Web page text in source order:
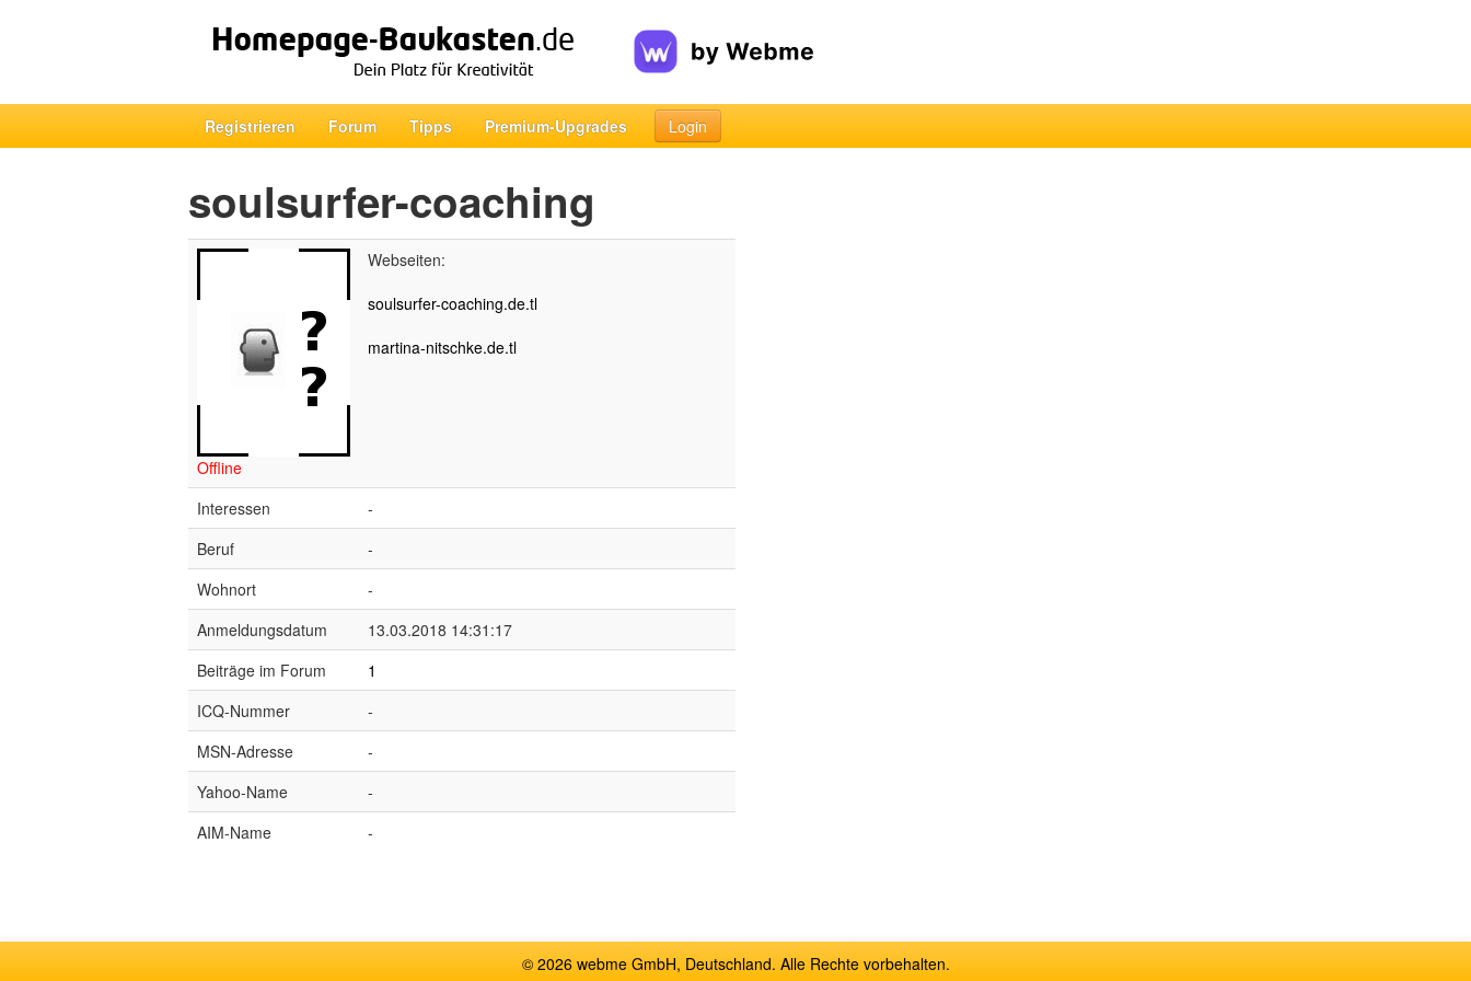
Registrieren Forum Tipps Premium-Upgrades Login
soulsurfer-coaching
Offline
Webseiten:
soulsurfer-coaching.de.tl
martina-nitschke.de.tl
Interessen
-
Beruf
-
Wohnort
-
Anmeldungsdatum
13.03.2018 14:31:17
Beiträge im Forum
1
ICQ-Nummer
-
MSN-Adresse
-
Yahoo-Name
-
AIM-Name
-
© 2026 webme GmbH, Deutschland. Alle Rechte vorbehalten.